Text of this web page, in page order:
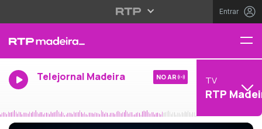
Entrar
Telejornal Madeira NO AR TV
RTP